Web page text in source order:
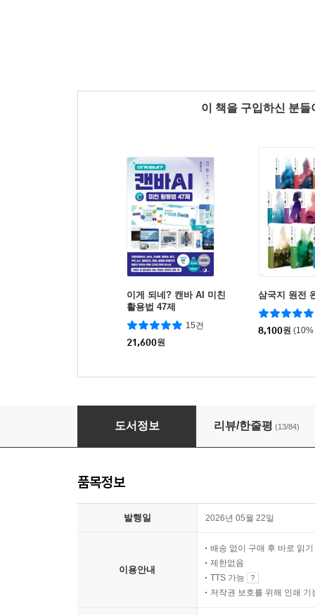
이 책을 구입하신 분
이게 되네? 캔바 AI 미친
활용법 47제
15건
21,600원
삼국지 원전
8,100원 (10%
이게 되네? 나노바나나 2 AI 비포&애프터 미친
도서정보 리뷰/한줄평 (13/84)
품목정보
발행일 2026년 05월 22일
이용안내
배송 없이 구매 후 바로 읽기
제한없음
TTS 가능
저작권 보호를 위해 인쇄 기